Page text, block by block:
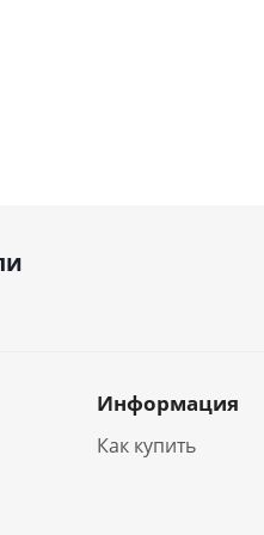
Информация
Как купить